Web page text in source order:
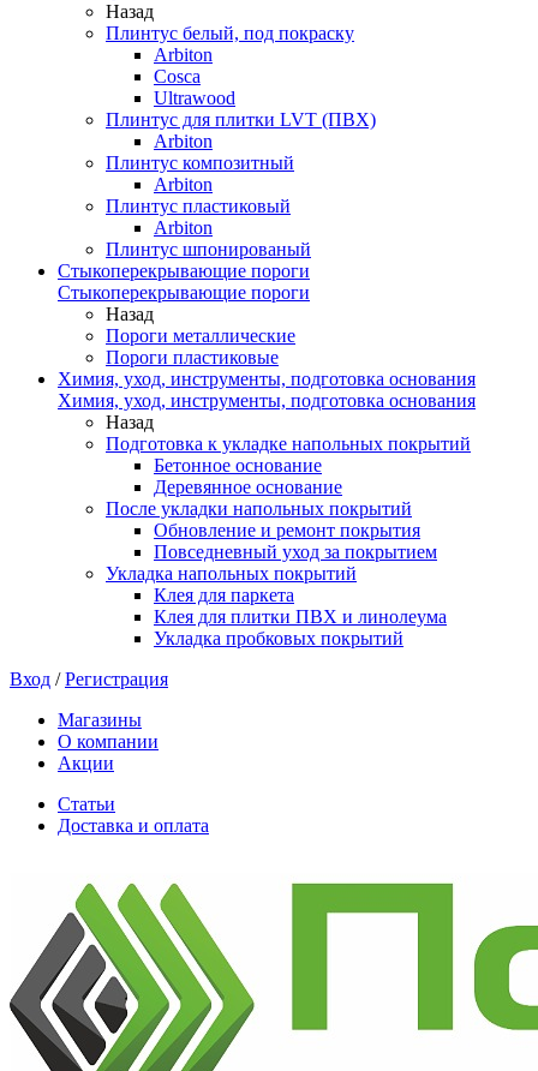
Назад
Плинтус белый, под покраску
Arbiton
Cosca
Ultrawood
Плинтус для плитки LVT (ПВХ)
Arbiton
Плинтус композитный
Arbiton
Плинтус пластиковый
Arbiton
Плинтус шпонированый
Стыкоперекрывающие пороги
Стыкоперекрывающие пороги
Назад
Пороги металлические
Пороги пластиковые
Химия, уход, инструменты, подготовка основания
Химия, уход, инструменты, подготовка основания
Назад
Подготовка к укладке напольных покрытий
Бетонное основание
Деревянное основание
После укладки напольных покрытий
Обновление и ремонт покрытия
Повседневный уход за покрытием
Укладка напольных покрытий
Клея для паркета
Клея для плитки ПВХ и линолеума
Укладка пробковых покрытий
Вход /Регистрация
Магазины
О компании
Акции
Статьи
Доставка и оплата